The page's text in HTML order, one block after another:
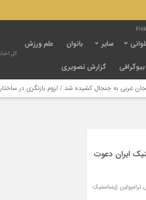
سایر بانوان علم ورزش
بیوگرافی گزارش تصویری
کل اخبار
غربی به جنجال کشیده شد / لزوم بازنگری در ساختار
ایران دعوت
ژیمناستیک